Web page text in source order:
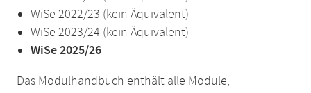
WiSe 2022/23 (kein Äquivalent)
WiSe 2023/24 (kein Äquivalent)
WiSe 2025/26
Das Modulhandbuch enthält alle Module,